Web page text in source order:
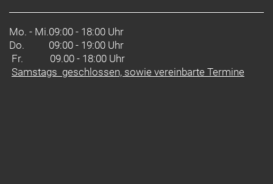
Mo. - Mi.09:00 - 18:00 Uhr
Do.
09:00 - 19:00 Uhr
Fr. 09.00 - 18:00 Uhr
Samstags geschlossen, sowie vereinbarte Termine